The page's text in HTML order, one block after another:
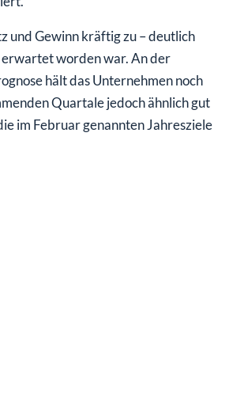
und Gewinn kräftig zu – deutlich
worden war. An der
hält das Unternehmen noch
Quartale jedoch ähnlich gut
im Februar genannten Jahresziele